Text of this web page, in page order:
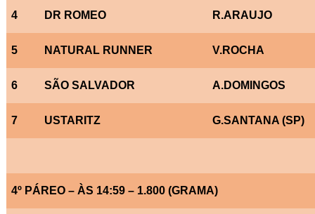
4 DR ROMEO R.ARAUJO
5 NATURAL RUNNER V.ROCHA
6 SÃO SALVADOR A.DOMINGOS
7 USTARITZ G.SANTANA (SP)
4º PÁREO – ÀS 14:59 – 1.800 (GRAMA)